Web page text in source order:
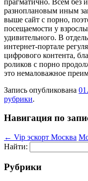
разноплановым иным
выше сайт с порно,
посещаемости у
удивительного. В
интернет-портале
цифрового контента,
роликов с порно
это немаловажное
Запись опубликована
рубрики.
Навигация по
← Vip эскорт Москва
Найти:
Рубрики